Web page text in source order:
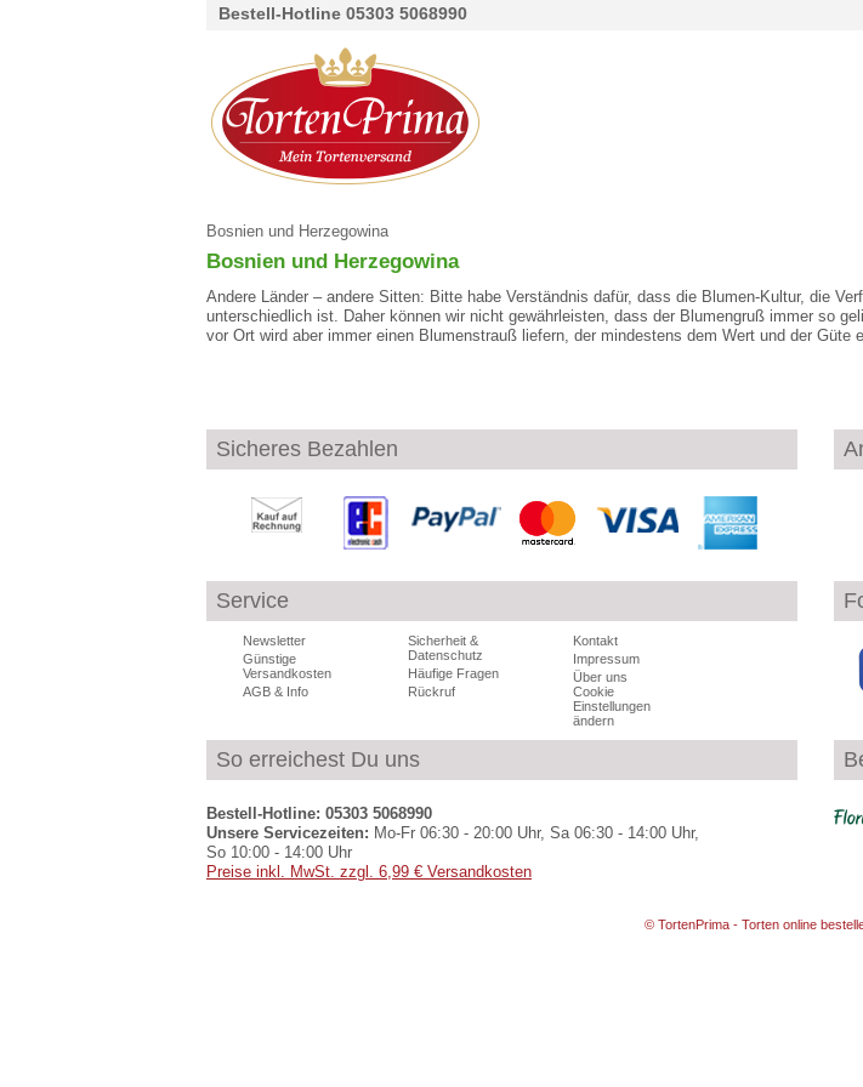
Bestell-Hotline 05303 5068990
Bosnien und Herzegowina
Bosnien und Herzegowina
Andere Länder – andere Sitten: Bitte habe Verständnis dafür, dass die Blumen-Kultur, die
unterschiedlich ist. Daher können wir nicht gewährleisten, dass der Blumengruß immer so
vor Ort wird aber immer einen Blumenstrauß liefern, der mindestens dem Wert und der Güte
Sicheres Bezahlen
Service
Newsletter
Günstige
Versandkosten
AGB & Info
Sicherheit &
Datenschutz
Häufige Fragen
Rückruf
Kontakt
Impressum
Über uns
Cookie
Einstellungen
ändern
So erreichest Du uns
Bestell-Hotline: 05303 5068990
Unsere Servicezeiten: Mo-Fr 06:30 - 20:00 Uhr, Sa 06:30 - 14:00 Uhr,
So 10:00 - 14:00 Uhr
Preise inkl. MwSt. zzgl. 6,99 € Versandkosten
© TortenPrima - Torten online